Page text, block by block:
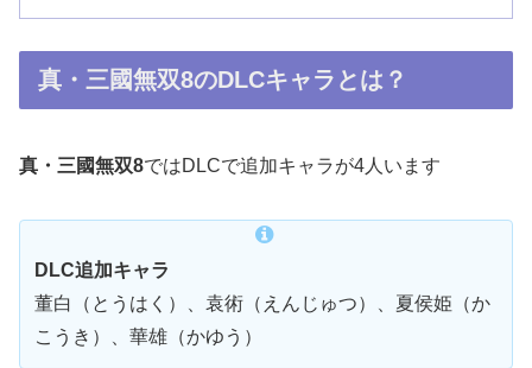
真・三國無双8のDLCキャラとは？
真・三國無双8ではDLCで追加キャラが4人います
DLC追加キャラ
董白（とうはく）、袁術（えんじゅつ）、夏侯姫（か
こうき）、華雄（かゆう）